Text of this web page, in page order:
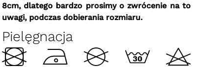
8cm, dlatego bardzo prosimy o zwrócenie na to
uwagi, podczas dobierania rozmiaru.
Pielęgnacja